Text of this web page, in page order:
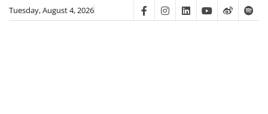
SkipTuesday, August 4, 2026 FacebookInstagram
LinkedinYoutube
Weibo